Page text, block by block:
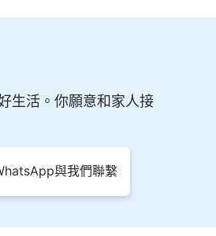
道了。比如，你這次禱告完之
那樣禱告了，就不會像以前那
『神哪！一切按著你的意思成
理智了。」（《禱告的意義與實
生活。你願意和家人接
與我們聯繫